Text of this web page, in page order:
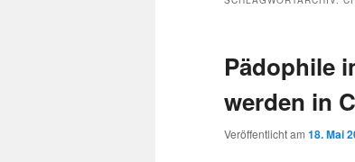
Pädophile
werden in
Veröffentlicht am 18. Mai